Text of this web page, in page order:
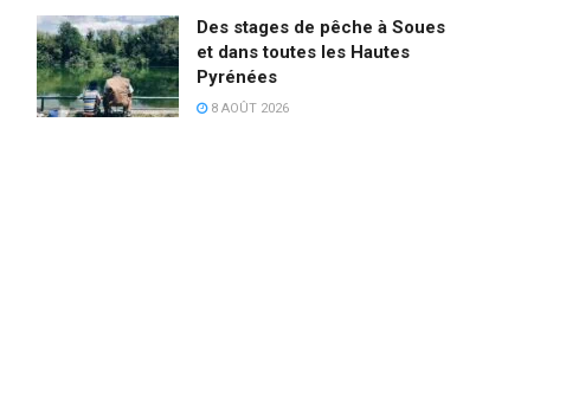
Des stages de pêche à Soues
et dans toutes les Hautes
Pyrénées
8 AOÛT 2026